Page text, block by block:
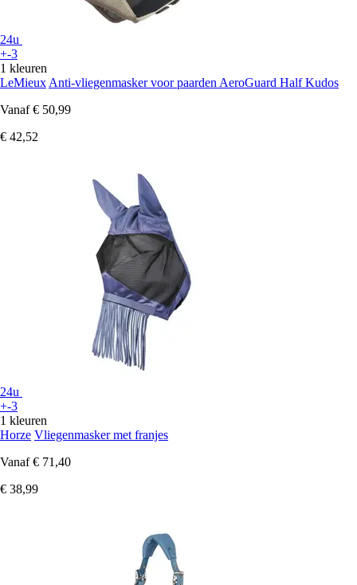
24u
+-3
1 kleuren
LeMieux Anti-vliegenmasker voor paarden AeroGuard Half Kudos
Vanaf € 50,99
€ 42,52
24u
+-3
1 kleuren
Horze Vliegenmasker met franjes
Vanaf € 71,40
€ 38,99